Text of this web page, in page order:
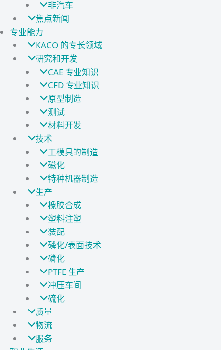
非汽车
焦点新闻
专业能力
KACO 的专长领域
研究和开发
CAE 专业知识
CFD 专业知识
原型制造
测试
材料开发
技术
工模具的制造
磁化
特种机器制造
生产
橡胶合成
塑料注塑
装配
磷化/表面技术
磷化
PTFE 生产
冲压车间
硫化
质量
物流
服务